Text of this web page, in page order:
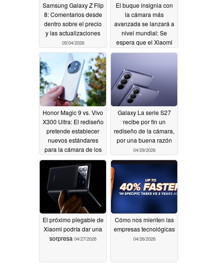
Samsung Galaxy Z Flip
8: Comentarios desde
dentro sobre el precio
y las actualizaciones
05/04/2026
El buque insignia con
la cámara más
avanzada se lanzará a
nivel mundial: Se
espera que el Xiaomi
Mix 5 incorpore
actualizaciones
05/04/2026
Honor Magic 9 vs. Vivo
X300 Ultra: El rediseño
pretende establecer
nuevos estándares
para la cámara de los
smartphones04/30/2026
Galaxy La serie S27
recibe por fin un
rediseño de la cámara,
por una buena razón
04/29/2026
El próximo plegable de
Xiaomi podría dar una
sorpresa 04/27/2026
Cómo nos mienten las
empresas tecnológicas
04/26/2026